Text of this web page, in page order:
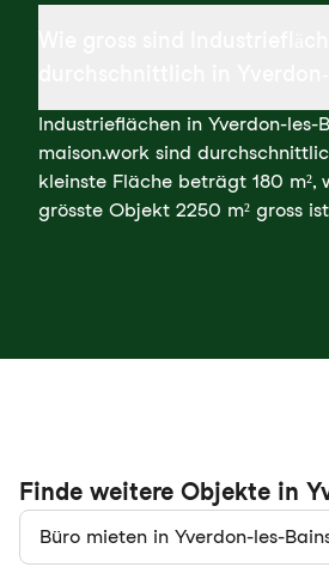
Industrieflächen in Yverdon-les-
maison.work sind
kleinste Fläche beträgt 180 m²,
grösste Objekt 2250 m² gross
Finde weitere Objekte in
Büro mieten in Yverdon-les-